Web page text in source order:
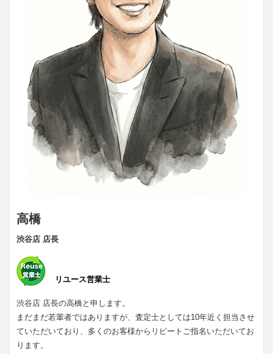
高橋
渋谷店 店長
リユース営業士
渋谷店 店長の高橋と申します。
まだまだ若輩者ではありますが、査定士としては10年近く担当させ
ていただいており、多くのお客様からリピートご指名いただいてお
ります。